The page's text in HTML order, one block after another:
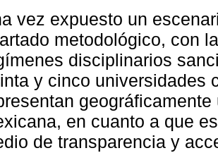
vez expuesto un
metodológico, con
disciplinarios
y cinco universidades
en cuanto a que
de transparencia y